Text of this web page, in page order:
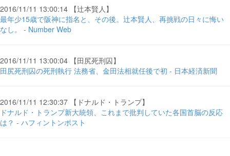
2016/11/11 13:00:14 【辻本賢人】
最年少15歳で阪神に指名と、その後。辻本賢人、再挑戦の日々に悔い
なし。 - Number Web
2016/11/11 13:00:04 【田尻死刑囚】
田尻死刑囚の死刑執行 法務省、金田法相就任後で初 - 日本経済新聞
2016/11/11 12:30:37 【ドナルド・トランプ】
ドナルド・トランプ新大統領、これまで批判していた各国首脳の反応
は？ - ハフィントンポスト